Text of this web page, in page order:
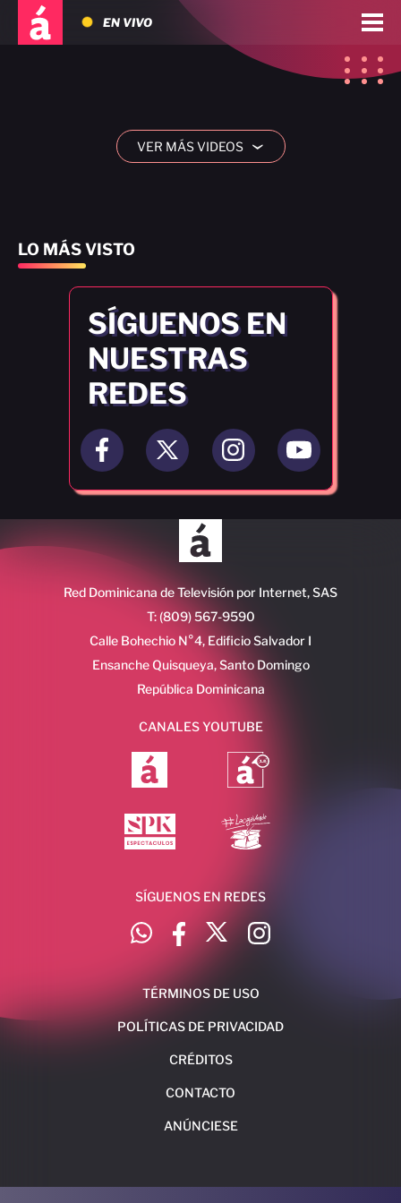
EN VIVO
LO MÁS VISTO
SÍGUENOS EN
NUESTRAS
REDES
VER MÁS VIDEOS ›
Red Dominicana de Televisión por Internet, SAS
T: (809) 567-9590
Calle Bohechio N°4, Edificio Salvador I
Ensanche Quisqueya, Santo Domingo
República Dominicana
CANALES YOUTUBE
SÍGUENOS EN REDES
TÉRMINOS DE USO
POLÍTICAS DE PRIVACIDAD
CRÉDITOS
CONTACTO
ANÚNCIESE